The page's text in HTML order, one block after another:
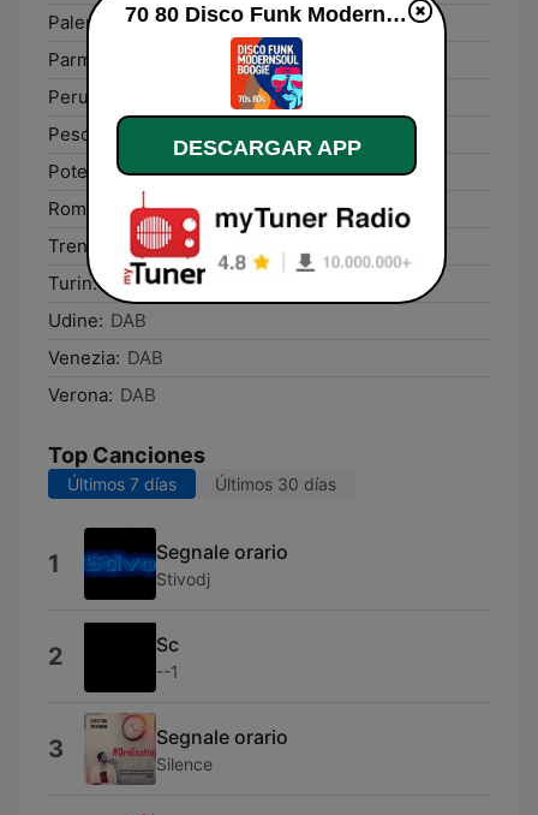
Palermo:
DAB
Parma:
Perugia:
Pescara:
Potenza: DAB
Rome:
DAB
Trento:
DAB
Turin:
DAB
Udine: DAB
Venezia: DAB
Verona: DAB
Top Canciones
Últimos 7 días Últimos 30 días
1 Segnale orario
Stivodj
2 Sc
--1
3 Segnale orario
Silence
70 80 Disco Funk ModernSoul e Boogie en vivo
DESCARGAR APP